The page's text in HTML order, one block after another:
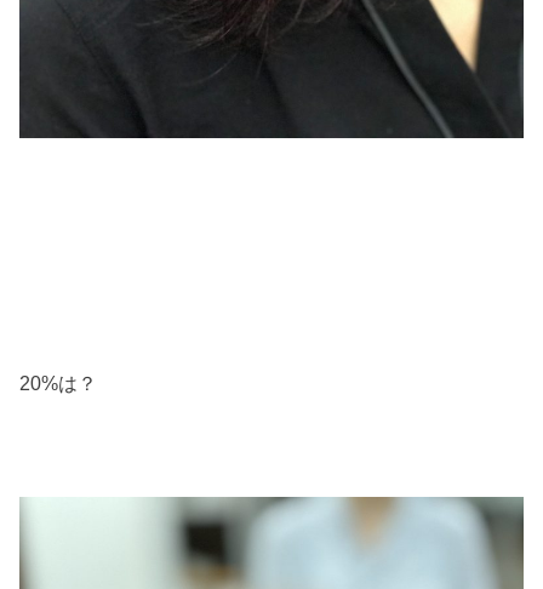
20%は？